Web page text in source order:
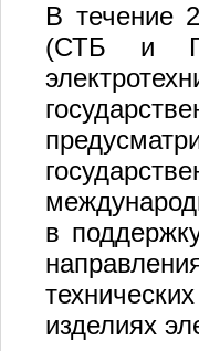
В течение
(СТБ и
в
изделиях